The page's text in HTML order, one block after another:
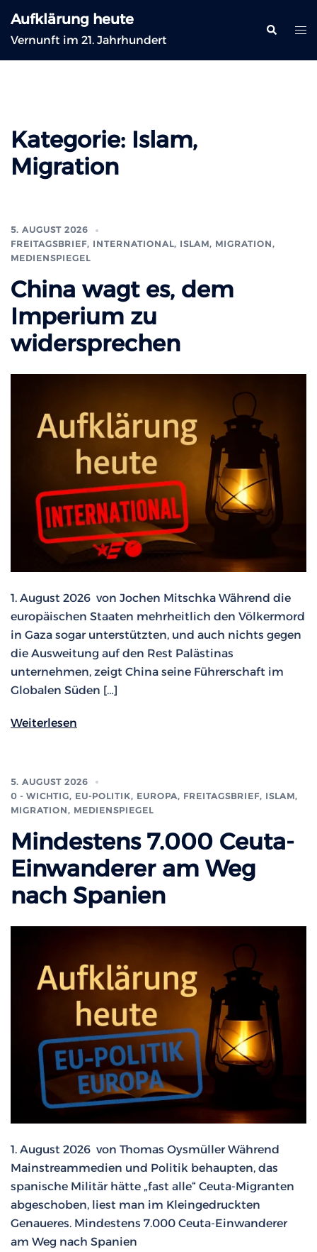
Inhalt
springen
Aufklärung heute
Vernunft im 21. Jahrhundert
Suche
Kategorie: Islam,
Migration
5. AUGUST 2026
FREITAGSBRIEF, INTERNATIONAL, ISLAM, MIGRATION,
MEDIENSPIEGEL
China wagt es, dem
Imperium zu
widersprechen
1. August 2026 von Jochen Mitschka Während die
europäischen Staaten mehrheitlich den Völkermord
in Gaza sogar unterstützten, und auch nichts gegen
die Ausweitung auf den Rest Palästinas
unternehmen, zeigt China seine Führerschaft im
Globalen Süden […]
Weiterlesen
5. AUGUST 2026
0 - WICHTIG, EU-POLITIK, EUROPA, FREITAGSBRIEF, ISLAM,
MIGRATION, MEDIENSPIEGEL
Mindestens 7.000 Ceuta-
Einwanderer am Weg
nach Spanien
1. August 2026 von Thomas Oysmüller Während
Mainstreammedien und Politik behaupten, das
spanische Militär hätte „fast alle“ Ceuta-Migranten
abgeschoben, liest man im Kleingedruckten
Genaueres. Mindestens 7.000 Ceuta-Einwanderer
am Weg nach Spanien